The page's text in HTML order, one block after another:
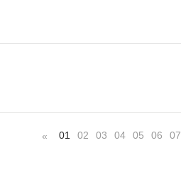
« 01 02 03 04 05 06 07